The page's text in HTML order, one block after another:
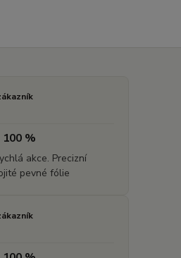
100 %
akce. Precizní
pevné fólie